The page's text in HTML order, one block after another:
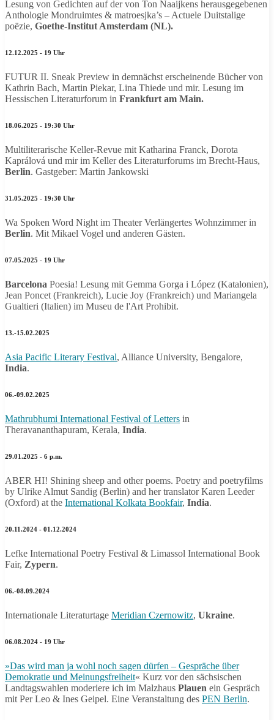
Lesung von Gedichten auf der von Ton Naaijkens herausgegebenen
Anthologie Mondruimtes & matroesjka’s – Actuele Duitstalige
poëzie, Goethe-Institut Amsterdam (NL).
12.12.2025 - 19 Uhr
FUTUR II. Sneak Preview in demnächst erscheinende Bücher von
Kathrin Bach, Martin Piekar, Lina Thiede und mir. Lesung im
Hessischen Literaturforum in Frankfurt am Main.
18.06.2025 - 19:30 Uhr
Multiliterarische Keller-Revue mit Katharina Franck, Dorota
Kaprálová und mir im Keller des Literaturforums im Brecht-Haus,
Berlin. Gastgeber: Martin Jankowski
31.05.2025 - 19:30 Uhr
Wa Spoken Word Night im Theater Verlängertes Wohnzimmer in
Berlin. Mit Mikael Vogel und anderen Gästen.
07.05.2025 - 19 Uhr
Barcelona Poesia! Lesung mit Gemma Gorga i López (Katalonien),
Jean Poncet (Frankreich), Lucie Joy (Frankreich) und Mariangela
Gualtieri (Italien) im Museu de l'Art Prohibit.
13.-15.02.2025
Asia Pacific Literary Festival, Alliance University, Bengalore,
India.
06.-09.02.2025
Mathrubhumi International Festival of Letters in
Theravananthapuram, Kerala, India.
29.01.2025 - 6 p.m.
ABER HI! Shining sheep and other poems. Poetry and poetryfilms
by Ulrike Almut Sandig (Berlin) and her translator Karen Leeder
(Oxford) at the International Kolkata Bookfair, India.
20.11.2024 - 01.12.2024
Lefke International Poetry Festival & Limassol International Book
Fair, Zypern.
06.-08.09.2024
Internationale Literaturtage Meridian Czernowitz, Ukraine.
06.08.2024 - 19 Uhr
»Das wird man ja wohl noch sagen dürfen – Gespräche über
Demokratie und Meinungsfreiheit« Kurz vor den sächsischen
Landtagswahlen moderiere ich im Malzhaus Plauen ein Gespräch
mit Per Leo & Ines Geipel. Eine Veranstaltung des PEN Berlin.